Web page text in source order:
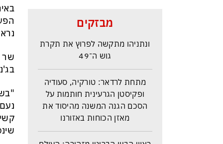
מבזקים
איזנקוט מתבסס במקום הראשון –
ונתניהו מתקשה לפרוץ את תקרת
גוש ה־49
מתחת לרדאר: טורקיה, סעודיה
ופקיסטן הגרעינית חותמות על
הסכם הגנה המשנה מהיסוד את
מאזן הכוחות באזורנו
ראש הביון הבריטי מזהירה: העולם
שר